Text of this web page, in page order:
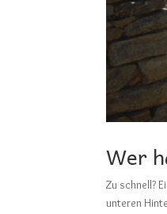
Wer
Zu
unteren